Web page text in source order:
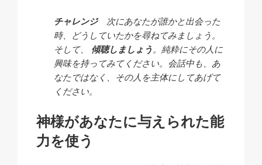
チャレンジ次にあなたが誰かと出会った
時、どうしていたかを尋ねてみましょう。
そして、 傾聴しましょう。純粋にその人に
興味を持ってみてください。会話中も、あ
なたではなく、その人を主体にしてあげて
ください。
神様があなたに与えられた能
力を使う